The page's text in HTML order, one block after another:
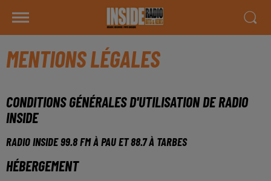
MENTIONS LÉGALES
CONDITIONS GÉNÉRALES D'UTILISATION DE RADIO
INSIDE
RADIO INSIDE 99.8 FM À PAU ET 88.7 À TARBES
HÉBERGEMENT